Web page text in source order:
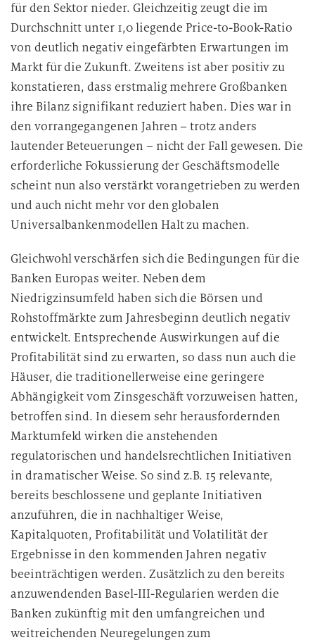
für den Sektor nieder. Gleichzeitig zeugt die im
Durchschnitt unter 1,0 liegende Price-to-Book-Ratio
von deutlich negativ eingefärbten Erwartungen im
Markt für die Zukunft. Zweitens ist aber positiv zu
konstatieren, dass erstmalig mehrere Großbanken
ihre Bilanz signifikant reduziert haben. Dies war in
den vorrangegangenen Jahren – trotz anders
lautender Beteuerungen – nicht der Fall gewesen. Die
erforderliche Fokussierung der Geschäftsmodelle
scheint nun also verstärkt vorangetrieben zu werden
und auch nicht mehr vor den globalen
Universalbankenmodellen Halt zu machen.
Gleichwohl verschärfen sich die Bedingungen für die
Banken Europas weiter. Neben dem
Niedrigzinsumfeld haben sich die Börsen und
Rohstoffmärkte zum Jahresbeginn deutlich negativ
entwickelt. Entsprechende Auswirkungen auf die
Profitabilität sind zu erwarten, so dass nun auch die
Häuser, die traditionellerweise eine geringere
Abhängigkeit vom Zinsgeschäft vorzuweisen hatten,
betroffen sind. In diesem sehr herausfordernden
Marktumfeld wirken die anstehenden
regulatorischen und handelsrechtlichen Initiativen
in dramatischer Weise. So sind z.B. 15 relevante,
bereits beschlossene und geplante Initiativen
anzuführen, die in nachhaltiger Weise,
Kapitalquoten, Profitabilität und Volatilität der
Ergebnisse in den kommenden Jahren negativ
beeinträchtigen werden. Zusätzlich zu den bereits
anzuwendenden Basel-III-Regularien werden die
Banken zukünftig mit den umfangreichen und
weitreichenden Neuregelungen zum